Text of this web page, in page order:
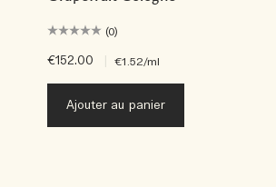
(0)
€152.00 €1.52/ml
Ajouter au panier